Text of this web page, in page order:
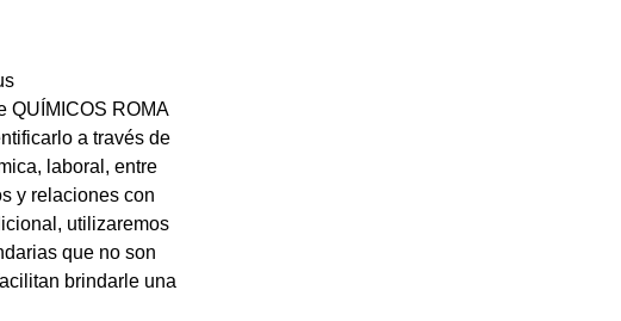
QUÍMICOS ROMA
a través de
laboral, entre
y relaciones con
utilizaremos
que no son
brindarle una